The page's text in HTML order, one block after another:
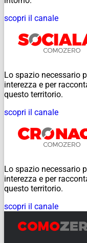
scopri il canale
Lo spazio necessario
interezza e per
questo territorio.
scopri il canale
Lo spazio necessario
interezza e per
questo territorio.
scopri il canale